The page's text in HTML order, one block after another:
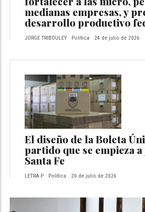
medianas empresas, y
desarrollo productivo
JORGE TRIBOULEY Política 24 de julio de 2026
El diseño de la Boleta
partido que se empieza
Santa Fe
LETRA P Política 20 de julio de 2026